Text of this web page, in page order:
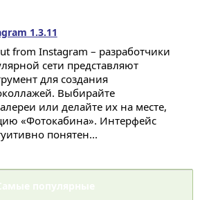
1.3.11
from Instagram – разработчики
сети представляют
для создания
Выбирайте
или делайте их на месте,
«Фотокабина». Интерфейс
понятен...
популярные